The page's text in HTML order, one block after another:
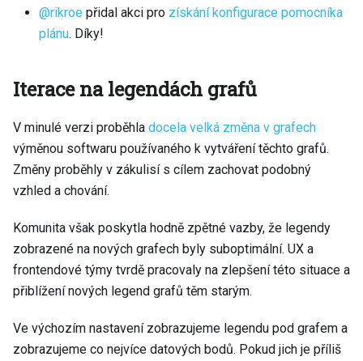
@rikroe přidal akci pro získání konfigurace pomocníka
plánu. Díky!
Iterace na legendách grafů
V minulé verzi proběhla docela velká změna v grafech
výměnou softwaru používaného k vytváření těchto grafů.
Změny proběhly v zákulisí s cílem zachovat podobný
vzhled a chování.
Komunita však poskytla hodně zpětné vazby, že legendy
zobrazené na nových grafech byly suboptimální. UX a
frontendové týmy tvrdě pracovaly na zlepšení této situace a
přiblížení nových legend grafů těm starým.
Ve výchozím nastavení zobrazujeme legendu pod grafem a
zobrazujeme co nejvíce datových bodů. Pokud jich je příliš